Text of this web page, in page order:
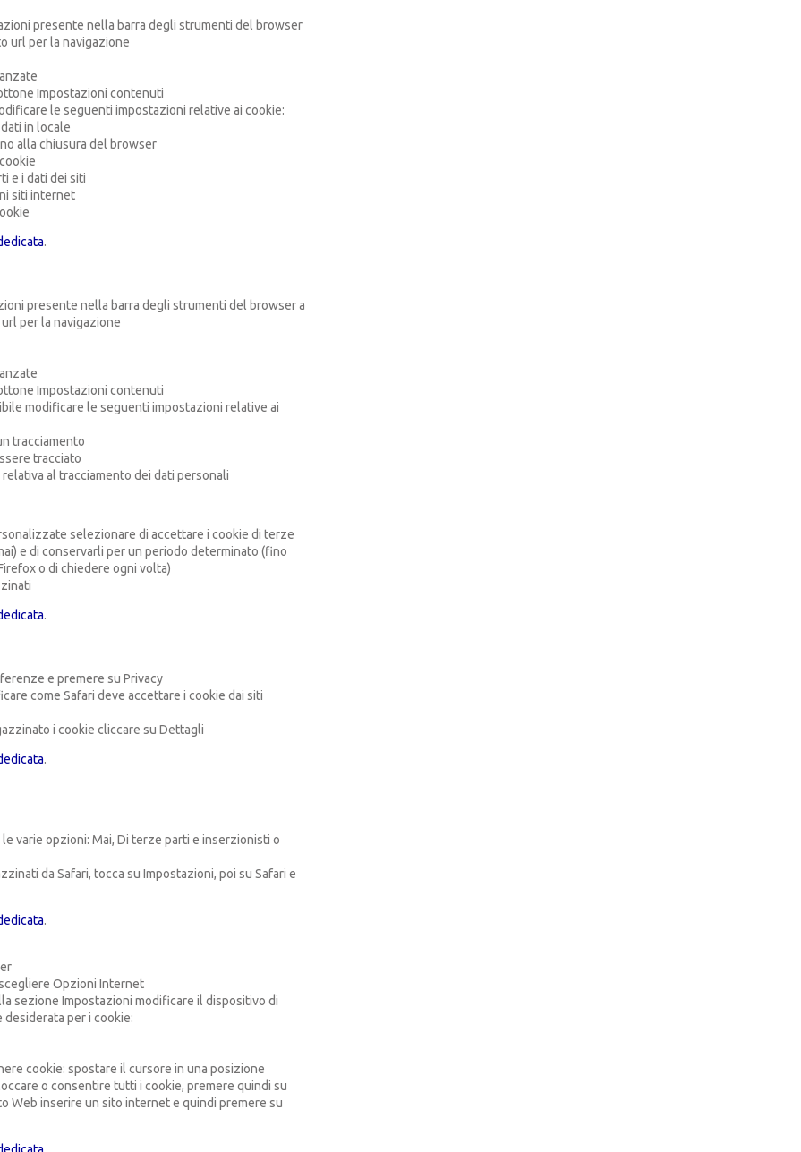
presente nella barra degli strumenti del browser
url per la navigazione
Impostazioni contenuti
le seguenti impostazioni relative ai cookie:
in locale
alla chiusura del browser
e i dati dei siti
siti internet
.
presente nella barra degli strumenti del browser a
per la navigazione
Impostazioni contenuti
modificare le seguenti impostazioni relative ai
tracciamento
tracciato
al tracciamento dei dati personali
selezionare di accettare i cookie di terze
e di conservarli per un periodo determinato (fino
o di chiedere ogni volta)
.
e premere su Privacy
come Safari deve accettare i cookie dai siti
i cookie cliccare su Dettagli
.
opzioni: Mai, Di terze parti e inserzionisti o
da Safari, tocca su Impostazioni, poi su Safari e
.
Opzioni Internet
sezione Impostazioni modificare il dispositivo di
per i cookie:
cookie: spostare il cursore in una posizione
o consentire tutti i cookie, premere quindi su
Web inserire un sito internet e quindi premere su